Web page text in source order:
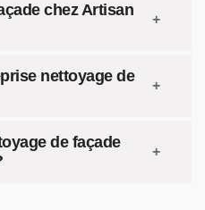
chez Artisan
nettoyage de
de façade